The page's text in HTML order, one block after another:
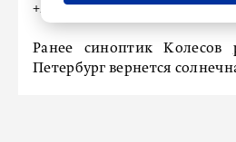
+21…+23°.
Ранее синоптик Колесов
Петербург вернется